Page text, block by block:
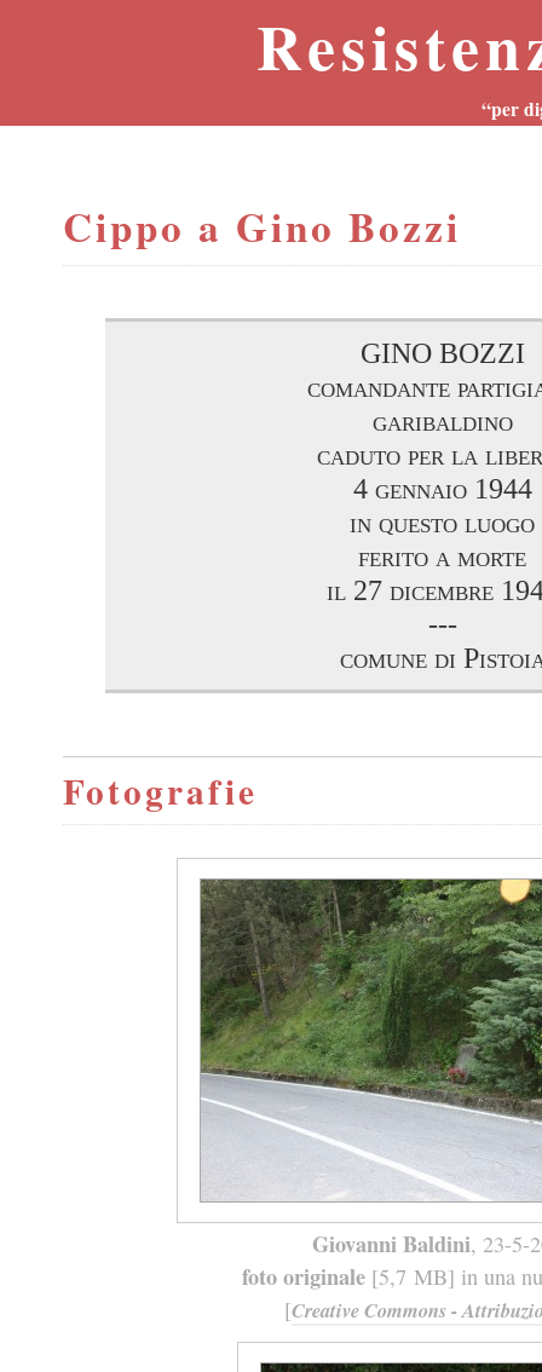
“per
Cippo a Gino Bozzi
GINO BOZZI
comandante
garibaldino
caduto per la
4 gennaio 1944
in questo luogo
ferito a morte
il 27 dicembre
---
comune di
Fotografie
Giovanni Baldini, 23-5-
foto originale[5,7 MB] in una
[Creative Commons -